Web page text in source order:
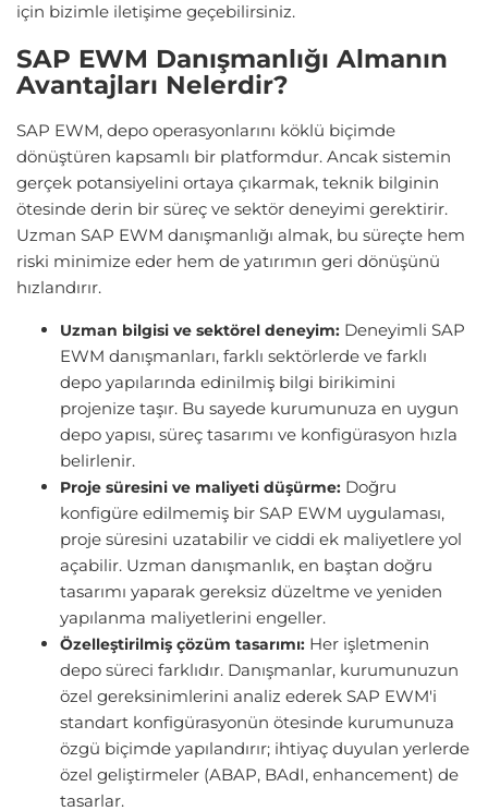
için bizimle iletişime geçebilirsiniz.
SAP EWM Danışmanlığı Almanın
Avantajları Nelerdir?
SAP EWM, depo operasyonlarını köklü biçimde
dönüştüren kapsamlı bir platformdur. Ancak sistemin
gerçek potansiyelini ortaya çıkarmak, teknik bilginin
ötesinde derin bir süreç ve sektör deneyimi gerektirir.
Uzman SAP EWM danışmanlığı almak, bu süreçte hem
riski minimize eder hem de yatırımın geri dönüşünü
hızlandırır.
Uzman bilgisi ve sektörel deneyim: Deneyimli SAP
EWM danışmanları, farklı sektörlerde ve farklı
depo yapılarında edinilmiş bilgi birikimini
projenize taşır. Bu sayede kurumunuza en uygun
depo yapısı, süreç tasarımı ve konfigürasyon hızla
belirlenir.
Proje süresini ve maliyeti düşürme: Doğru
konfigüre edilmemiş bir SAP EWM uygulaması,
proje süresini uzatabilir ve ciddi ek maliyetlere yol
açabilir. Uzman danışmanlık, en baştan doğru
tasarımı yaparak gereksiz düzeltme ve yeniden
yapılanma maliyetlerini engeller.
Özelleştirilmiş çözüm tasarımı: Her işletmenin
depo süreci farklıdır. Danışmanlar, kurumunuzun
özel gereksinimlerini analiz ederek SAP EWM'i
standart konfigürasyonün ötesinde kurumunuza
özgü biçimde yapılandırır; ihtiyaç duyulan yerlerde
özel geliştirmeler (ABAP, BAdI, enhancement) de
tasarlar.